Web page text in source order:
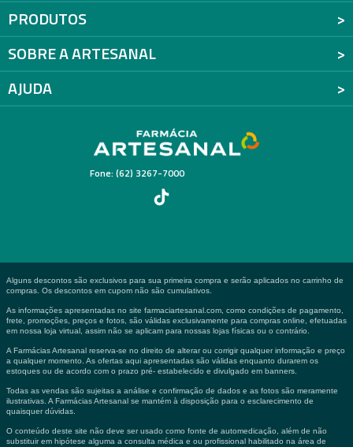
PRODUTOS
SOBRE A ARTESANAL
AJUDA
Fone: (62) 3267-7000
Alguns descontos são exclusivos para sua primeira compra e serão aplicados no carrinho de
compras. Os descontos em cupom não são cumulativos.
As informações apresentadas no site farmaciartesanal.com, como condições de pagamento,
frete, promoções, preços e fotos, são válidas exclusivamente para compras online, efetuadas
em nossa loja virtual, assim não se aplicam para nossas lojas físicas ou o contrário.
A Farmácias Artesanal reserva-se no direito de alterar ou corrigir qualquer informação e preço
a qualquer momento. As ofertas aqui apresentadas são válidas enquanto durarem os
estoques ou de acordo com o prazo pré- estabelecido e divulgado em banners.
Todas as vendas são sujeitas a análise e confirmação de dados e as fotos são meramente
ilustrativas. A Farmácias Artesanal se mantém à disposição para o esclarecimento de
quaisquer dúvidas.
O conteúdo deste site não deve ser usado como fonte de automedicação, além de não
substituir em hipótese alguma a consulta médica e ou profissional habilitado na área de